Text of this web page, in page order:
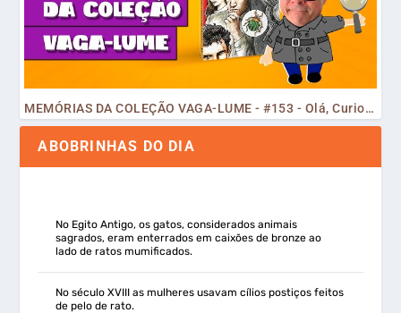
MEMÓRIAS DA COLEÇÃO VAGA-LUME - #153 - Olá, Curiosos! 2023
ABOBRINHAS DO DIA
No Egito Antigo, os gatos, considerados animais
sagrados, eram enterrados em caixões de bronze ao
lado de ratos mumificados.
No século XVIII as mulheres usavam cílios postiços feitos
de pelo de rato.